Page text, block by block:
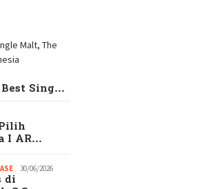
Best Sing…
I AR…
30/06/2026
di